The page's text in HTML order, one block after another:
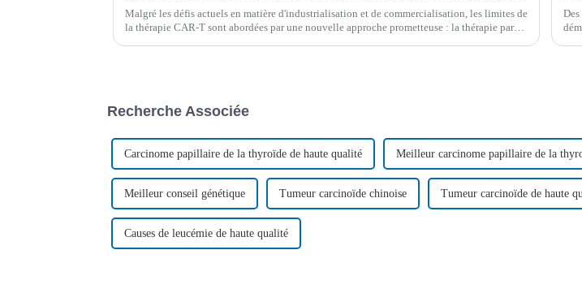
Malgré les défis actuels en matière d'industrialisation et de commercialisation, les limites de
la thérapie CAR-T sont abordées par une nouvelle approche prometteuse : la thérapie par
Recherche Associée
Carcinome papillaire de la thyroïde de haute qualité Meilleur carcinome papillaire de la
Meilleur conseil génétique Tumeur carcinoïde chinoise Tumeur carcinoïde de haute
Causes de leucémie de haute qualité